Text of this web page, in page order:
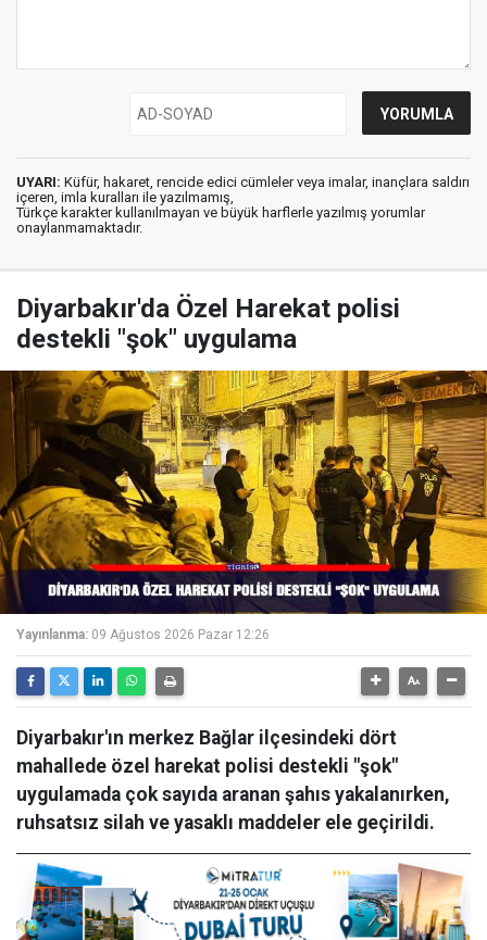
UYARI: Küfür, hakaret, rencide edici cümleler veya imalar, inançlara saldırı
içeren, imla kuralları ile yazılmamış,
Türkçe karakter kullanılmayan ve büyük harflerle yazılmış yorumlar
onaylanmamaktadır.
Diyarbakır'da Özel Harekat polisi
destekli "şok" uygulama
Yayınlanma: 09 Ağustos 2026 Pazar 12:26
Diyarbakır'ın merkez Bağlar ilçesindeki dört
mahallede özel harekat polisi destekli "şok"
uygulamada çok sayıda aranan şahıs yakalanırken,
ruhsatsız silah ve yasaklı maddeler ele geçirildi.